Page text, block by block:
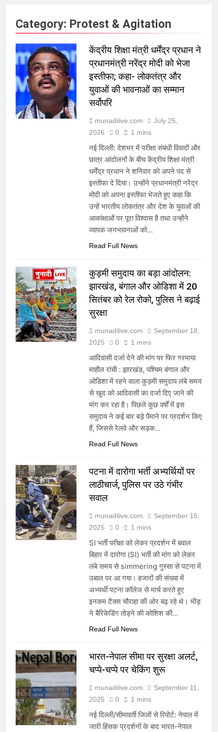
Category: Protest & Agitation
केंद्रीय शिक्षा मंत्री धर्मेंद्र प्रधान ने
प्रधानमंत्री नरेंद्र मोदी को भेजा
इस्तीफा; कहा- लोकतंत्र और
युवाओं की भावनाओं का सम्मान
सर्वोपरि
munadilive.com
July 25,
2026
0 1 mins
नई दिल्ली: देशभर में परीक्षा संबंधी विवादों और
छात्र आंदोलनों के बीच केंद्रीय शिक्षा मंत्री
धर्मेंद्र प्रधान ने शनिवार को अपने पद से
इस्तीफा दे दिया। उन्होंने प्रधानमंत्री नरेंद्र
मोदी को अपना इस्तीफा भेजते हुए कहा कि
उन्हें भारतीय लोकतंत्र और देश के युवाओं की
आकांक्षाओं पर पूरा विश्वास है तथा उन्होंने
व्यापक जनभावनाओं को…
Read Full News
कुड़मी समुदाय का बड़ा आंदोलन:
झारखंड, बंगाल और ओडिशा में 20
सितंबर को रेल रोको, पुलिस ने बढ़ाई
सुरक्षा
munadilive.com
September 18,
2025
0 1 mins
आदिवासी दर्जा देने की मांग पर फिर गरमाया
माहौल रांची : झारखंड, पश्चिम बंगाल और
ओडिशा में रहने वाला कुड़मी समुदाय लंबे समय
से खुद को आदिवासी का दर्जा दिए जाने की
मांग कर रहा है। पिछले कुछ वर्षों में इस
समुदाय ने कई बार बड़े पैमाने पर प्रदर्शन किए
हैं, जिससे रेलवे और सड़क…
Read Full News
पटना में दारोगा भर्ती अभ्यर्थियों पर
लाठीचार्ज, पुलिस पर उठे गंभीर
सवाल
munadilive.com
September 15,
2025
0 1 mins
SI भर्ती परीक्षा को लेकर प्रदर्शन में बवाल
बिहार में दारोगा (SI) भर्ती की मांग को लेकर
लंबे समय से simmering गुस्सा से पटना में
उबाल पर आ गया। हजारों की संख्या में
अभ्यर्थी पटना कॉलेज से मार्च करते हुए
इनकम टैक्स चौराहा की ओर बढ़ रहे थे। भीड़
ने बैरिकेडिंग तोड़ने की कोशिश की…
Read Full News
भारत-नेपाल सीमा पर सुरक्षा अलर्ट,
चप्पे-चप्पे पर चेकिंग शुरू
munadilive.com
September 11,
2025
0 1 mins
नई दिल्ली/सीमावर्ती जिलों से रिपोर्ट: नेपाल में
जारी हिंसक प्रदर्शनों के बाद भारत-नेपाल